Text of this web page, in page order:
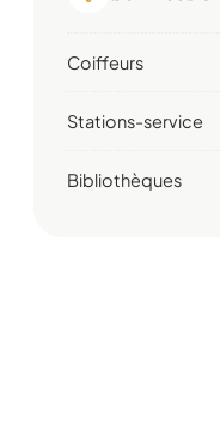
Coiffeurs
Stations-service
Bibliothèques